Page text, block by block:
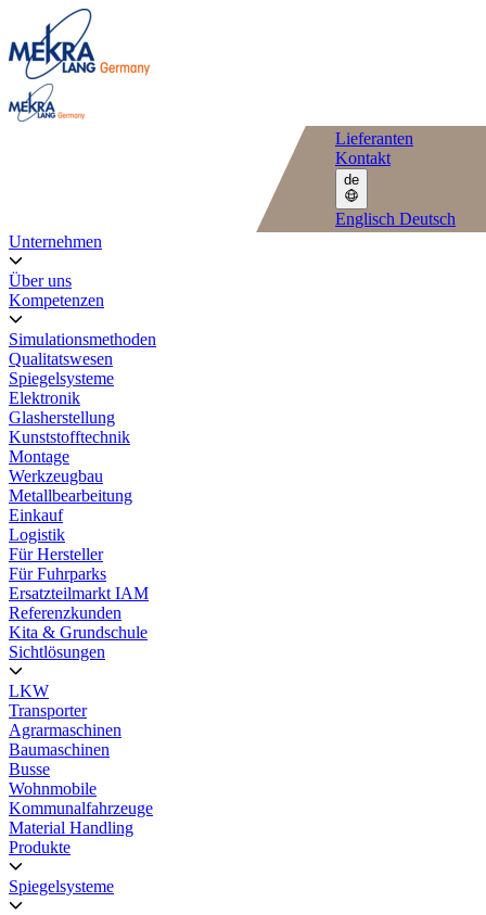
Lieferanten
Kontakt
de
Englisch Deutsch
Unternehmen
Über uns
Kompetenzen
Simulationsmethoden
Qualitatswesen
Spiegelsysteme
Elektronik
Glasherstellung
Kunststofftechnik
Montage
Werkzeugbau
Metallbearbeitung
Einkauf
Logistik
Für Hersteller
Für Fuhrparks
Ersatzteilmarkt IAM
Referenzkunden
Kita & Grundschule
Sichtlösungen
LKW
Transporter
Agrarmaschinen
Baumaschinen
Busse
Wohnmobile
Kommunalfahrzeuge
Material Handling
Produkte
Spiegelsysteme